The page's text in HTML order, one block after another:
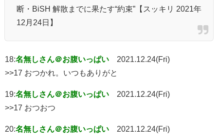
断・BiSH 解散までに果たす“約束”【スッキリ 2021年
12月24日】
18:名無しさん＠お腹いっぱい
2021.12.24(Fri)
>>17 おつかれ。いつもありがと
19:名無しさん＠お腹いっぱい
2021.12.24(Fri)
>>17 おつおつ
20:名無しさん＠お腹いっぱい
2021.12.24(Fri)